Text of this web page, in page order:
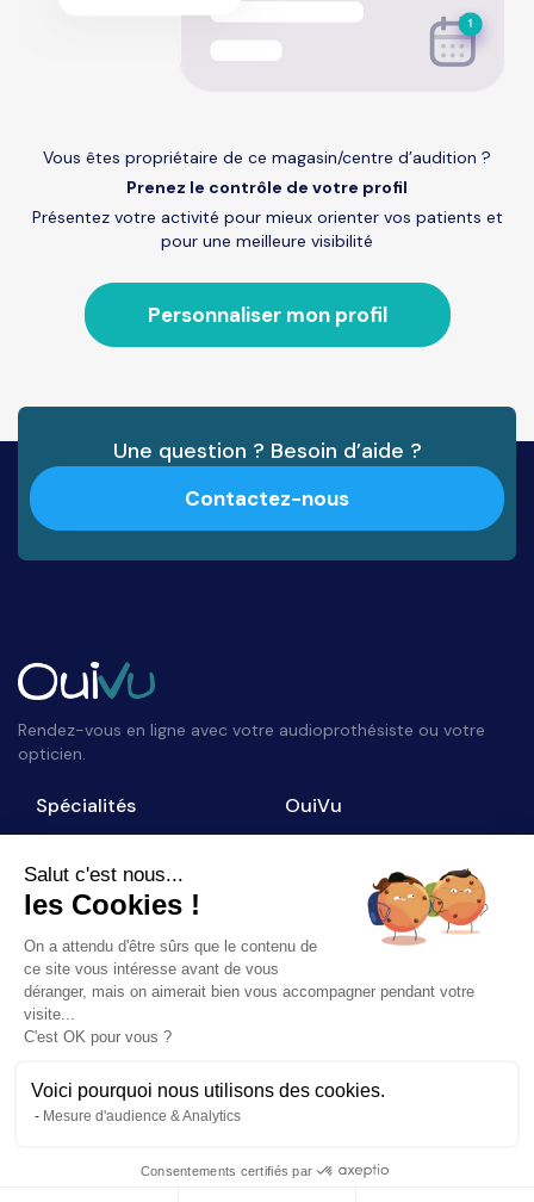
Vous êtes propriétaire de ce magasin/centre d’audition ?
Prenez le contrôle de votre profil
Présentez votre activité pour mieux orienter vos patients et
pour une meilleure visibilité
Personnaliser mon profil
Une question ? Besoin d’aide ?
Contactez-nous
Rendez-vous en ligne avec votre audioprothésiste ou votre
opticien.
Spécialités
Opticiens
Audioprothésistes
OuiVu
Qui sommes-nous ?
Nous contacter
Accès professionnel
Suivez-nous
©2026OuiVu. Tous droits réservés
Salut c'est nous...
les Cookies !
On a attendu d'être sûrs que le contenu de
ce site vous intéresse avant de vous
déranger, mais on aimerait bien vous accompagner pendant votre
visite...
C'est OK pour vous ?
Voici pourquoi nous utilisons des cookies.
Mesure d'audience & Analytics
Consentements certifiés par